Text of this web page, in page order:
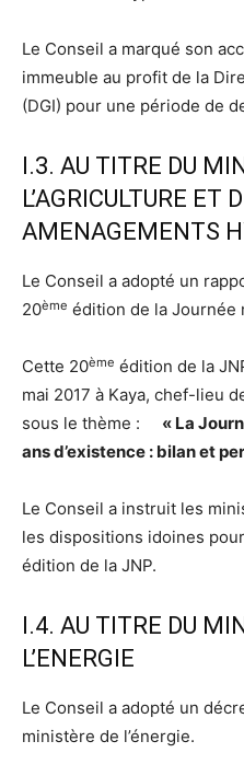
Le Conseil a marqué son
immeuble au profit de la
(DGI) pour une période de
I.3. AU TITRE DU
L’AGRICULTURE ET
AMENAGEMENTS
Le Conseil a adopté un
20ème édition de la Journée
Cette 20ème édition de la
mai 2017 à Kaya, chef-lieu
sous le thème : « La
ans d’existence : bilan et
Le Conseil a instruit les
les dispositions idoines
édition de la JNP.
I.4. AU TITRE DU
L’ENERGIE
Le Conseil a adopté un
ministère de l’énergie.